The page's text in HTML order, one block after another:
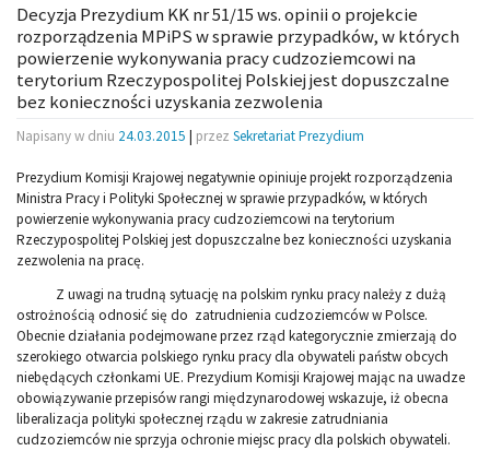
Decyzja Prezydium KK nr 51/15 ws. opinii o projekcie
rozporządzenia MPiPS w sprawie przypadków, w których
powierzenie wykonywania pracy cudzoziemcowi na
terytorium Rzeczypospolitej Polskiej jest dopuszczalne
bez konieczności uzyskania zezwolenia
Napisany w dniu 24.03.2015 | przez Sekretariat Prezydium
Prezydium Komisji Krajowej negatywnie opiniuje projekt rozporządzenia
Ministra Pracy i Polityki Społecznej w sprawie przypadków, w których
powierzenie wykonywania pracy cudzoziemcowi na terytorium
Rzeczypospolitej Polskiej jest dopuszczalne bez konieczności uzyskania
zezwolenia na pracę.
Z uwagi na trudną sytuację na polskim rynku pracy należy z dużą
ostrożnością odnosić się do zatrudnienia cudzoziemców w Polsce.
Obecnie działania podejmowane przez rząd kategorycznie zmierzają do
szerokiego otwarcia polskiego rynku pracy dla obywateli państw obcych
niebędących członkami UE. Prezydium Komisji Krajowej mając na uwadze
obowiązywanie przepisów rangi międzynarodowej wskazuje, iż obecna
liberalizacja polityki społecznej rządu w zakresie zatrudniania
cudzoziemców nie sprzyja ochronie miejsc pracy dla polskich obywateli.